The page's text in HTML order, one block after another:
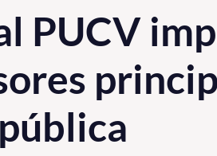
PUCV